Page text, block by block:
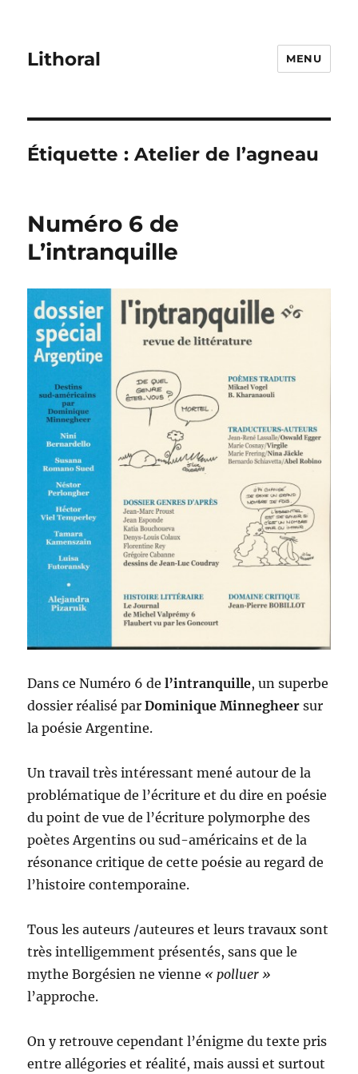
Lithoral MENU
Étiquette :Atelier de l’agneau
Numéro 6 de
L’intranquille
Dans ce Numéro 6 del’intranquille, un superbe
dossier réalisé parDominique Minnegheer sur
la poésie Argentine.
Un travail très intéressant mené autour de la
problématique de l’écriture et du dire en poésie
du point de vue de l’écriture polymorphe des
poètes Argentins ou sud-américains et de la
résonance critique de cette poésie au regard de
l’histoire contemporaine.
Tous les auteurs /auteures et leurs travaux sont
très intelligemment présentés, sans que le
mythe Borgésien ne vienne « polluer »
l’approche.
On y retrouve cependant l’énigme du texte pris
entre allégories et réalité, mais aussi et surtout